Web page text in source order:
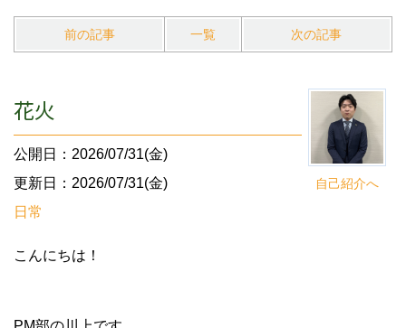
前の記事 一覧 次の記事
自己紹介へ
花火
公開日：2026/07/31(金)
更新日：2026/07/31(金)
日常
こんにちは！